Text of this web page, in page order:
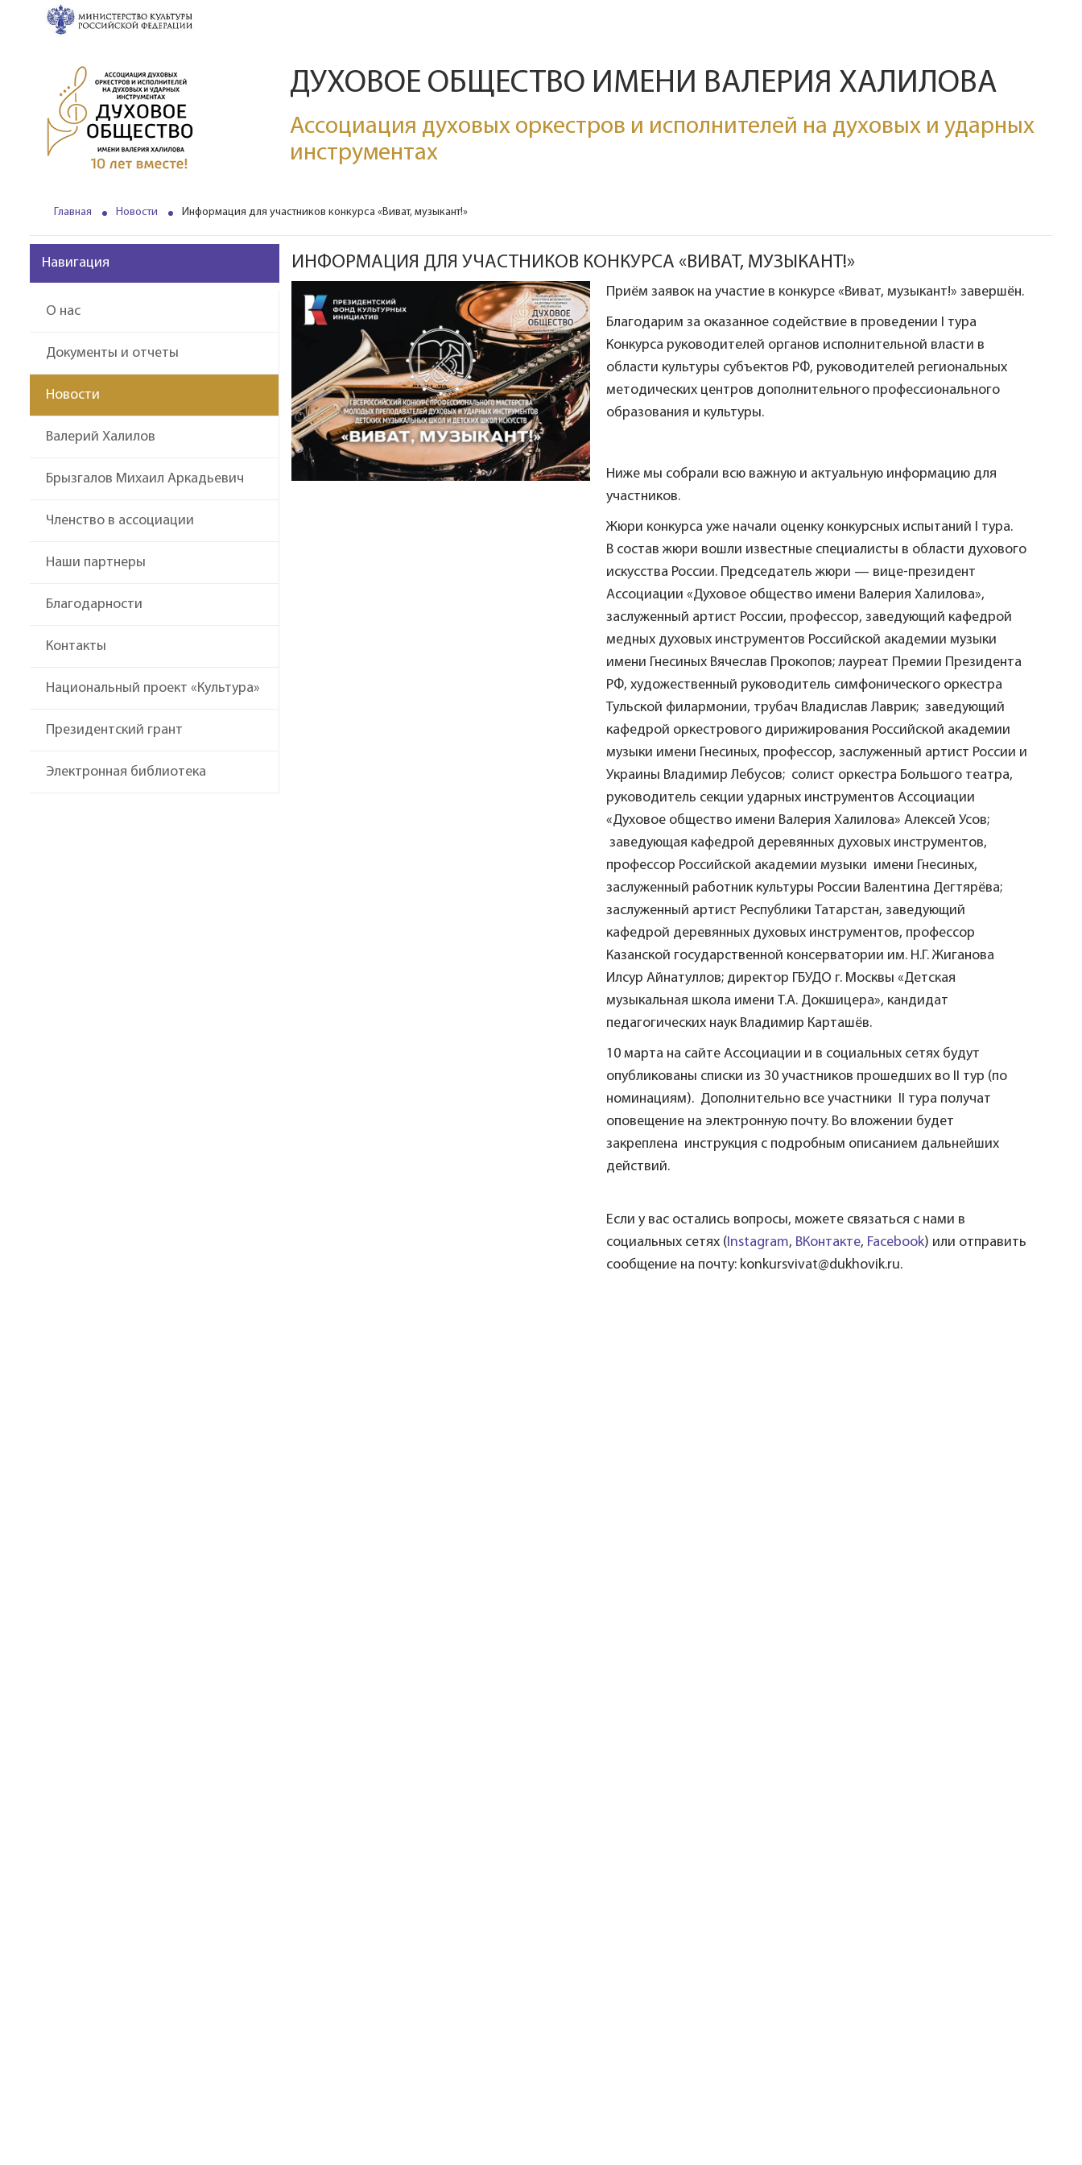
ДУХОВОЕ ОБЩЕСТВО ИМЕНИ ВАЛЕРИЯ ХАЛИЛОВА
Ассоциация духовых оркестров и исполнителей на духовых и ударных
инструментах
Главная Новости Информация для участников конкурса «Виват, музыкант!»
Навигация
О нас
Документы и отчеты
Новости
Валерий Халилов
Брызгалов Михаил Аркадьевич
Членство в ассоциации
Наши партнеры
Благодарности
Контакты
Национальный проект «Культура»
Президентский грант
Электронная библиотека
ИНФОРМАЦИЯ ДЛЯ УЧАСТНИКОВ КОНКУРСА «ВИВАТ, МУЗЫКАНТ!»
Приём заявок на участие в конкурсе «Виват, музыкант!» завершён.
Благодарим за оказанное содействие в проведении I тура
Конкурса руководителей органов исполнительной власти в
области культуры субъектов РФ, руководителей региональных
методических центров дополнительного профессионального
образования и культуры.
Ниже мы собрали всю важную и актуальную информацию для
участников.
Жюри конкурса уже начали оценку конкурсных испытаний I тура.
В состав жюри вошли известные специалисты в области духового
искусства России. Председатель жюри — вице-президент
Ассоциации «Духовое общество имени Валерия Халилова»,
заслуженный артист России, профессор, заведующий кафедрой
медных духовых инструментов Российской академии музыки
имени Гнесиных Вячеслав Прокопов; лауреат Премии Президента
РФ, художественный руководитель симфонического оркестра
Тульской филармонии, трубач Владислав Лаврик; заведующий
кафедрой оркестрового дирижирования Российской академии
музыки имени Гнесиных, профессор, заслуженный артист России и
Украины Владимир Лебусов; солист оркестра Большого театра,
руководитель секции ударных инструментов Ассоциации
«Духовое общество имени Валерия Халилова» Алексей Усов;
заведующая кафедрой деревянных духовых инструментов,
профессор Российской академии музыки имени Гнесиных,
заслуженный работник культуры России Валентина Дегтярёва;
заслуженный артист Республики Татарстан, заведующий
кафедрой деревянных духовых инструментов, профессор
Казанской государственной консерватории им. Н.Г. Жиганова
Илсур Айнатуллов; директор ГБУДО г. Москвы «Детская
музыкальная школа имени Т.А. Докшицера», кандидат
педагогических наук Владимир Карташёв.
10 марта на сайте Ассоциации и в социальных сетях будут
опубликованы списки из 30 участников прошедших во II тур (по
номинациям). Дополнительно все участники II тура получат
оповещение на электронную почту. Во вложении будет
закреплена инструкция с подробным описанием дальнейших
действий.
Если у вас остались вопросы, можете связаться с нами в
социальных сетях (Instagram, ВКонтакте, Facebook) или отправить
сообщение на почту: konkursvivat@dukhovik.ru.